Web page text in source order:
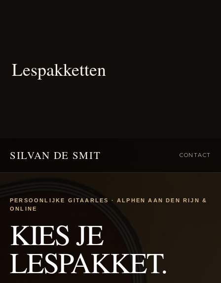
SILVAN DE SMIT CONTACT
PERSOONLIJKE GITAARLES · ALPHEN AAN DEN RIJN &
ONLINE
KIES JE
LESPAKKET.